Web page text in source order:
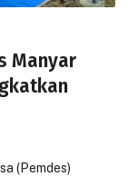
Manyar
(Pemdes)